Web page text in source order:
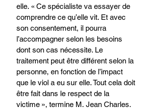
elle. « Ce spécialiste va essayer de
comprendre ce qu’elle vit. Et avec
son consentement, il pourra
l’accompagner selon les besoins
dont son cas nécessite. Le
traitement peut être différent selon la
personne, en fonction de l’impact
que le viol a eu sur elle. Tout cela doit
être fait dans le respect de la
victime », termine M. Jean Charles.